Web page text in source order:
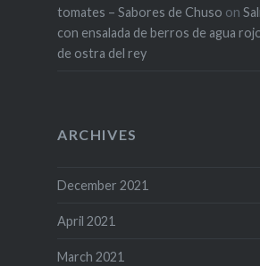
tomates – Sabores de Chuso on
con ensalada de berros de agua
de ostra del rey
ARCHIVES
December 2021
April 2021
March 2021